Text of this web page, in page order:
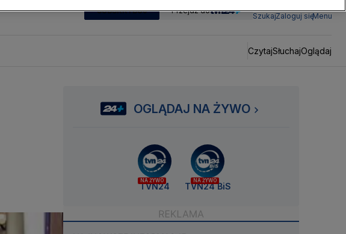
SUBSKRYBUJ Przejdź do
SzukajZaloguj sięMenu
CzytajSłuchajOglądaj
OGLĄDAJ NA ŻYWO
NA ŻYWO
TVN24
NA ŻYWO
TVN24 BiS